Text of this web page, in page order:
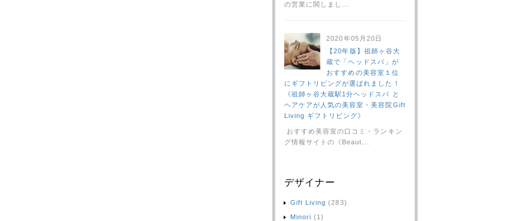
の営業に関しまし...
2020年05月20日
【20年版】祖師ヶ谷大
蔵で「ヘッドスパ」が
おすすめの美容室１位
にギフトリビングが選ばれました！
《祖師ヶ谷大蔵駅1分ヘッドスパ と
ヘアケアが人気の美容室・美容院Gift
Living ギフトリビング》
おすすめ美容室の口コミ・ランキン
グ情報サイトの《Beaut...
デザイナー
Gift Living (283)
Minori (1)